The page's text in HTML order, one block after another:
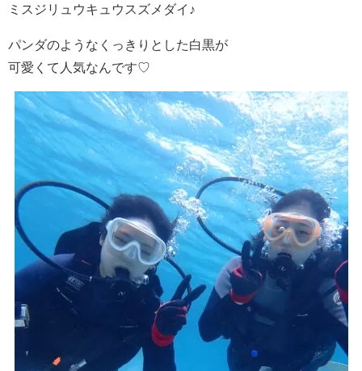
ミスジリュウキュウスズメダイ♪
パンダのようなくっきりとした白黒が
可愛くて人気なんです♡